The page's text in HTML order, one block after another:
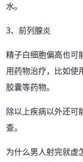
水。
3、 前列腺炎
精子白细胞偏高也可
用药物治疗，比如使
胶囊等药物。
除以上疾病以外还可
查。
为什么男人射完就虚